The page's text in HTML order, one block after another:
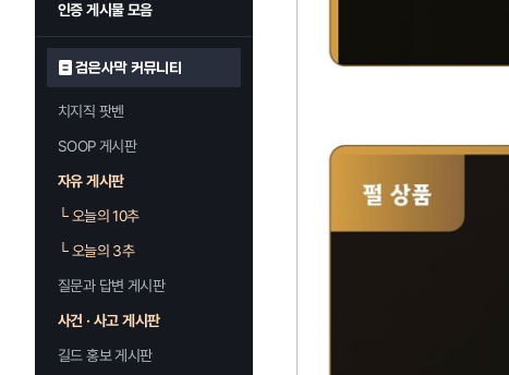
인증 게시물 모음
검은사막 커뮤니티
치지직 팟벤
SOOP 게시판
자유 게시판
└오늘의 10추
└오늘의 3추
질문과 답변 게시판
사건 · 사고 게시판
길드 홍보 게시판